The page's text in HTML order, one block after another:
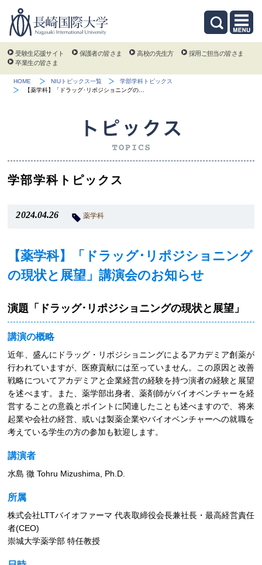
受験生応援サイト 保護者の皆さま 高校の先生方
採用ご担当の皆さま
卒業生の皆さま
HOME NIUトピックス一覧
学部学科トピックス
【薬学科】「ドラッグ･リポジショニングの…
学部学科トピックス
2024.04.26 薬学科
【薬学科】「ドラッグ･リポジショニング
の現状と展望」講演会のお知らせ
演題「ドラッグ･リポジショニングの現状と展望」
講演の概略
近年、盛んにドラッグ・リポジショニングによるアカデミア創薬が
行われていますが、医療貢献には至っていません。この原因と改善
戦略についてアカデミアと企業経営の経験を持つ演者の経験と展望
を述べます。また、薬学部出身者、薬剤師がバイオベンチャーを経
営することの意義とポイントに関連したことも述べますので、将来
起業や会社の経営、或いは製薬企業やバイオベンチャーへの就職を
考えている学生の方の参加も歓迎します。
講演者
水島 徹 Tohru Mizushima, Ph.D.
所属
株式会社LTTバイオファーマ 代表取締役会長兼社長・最高経営責任
者(CEO)
崇城大学薬学部 特任教授